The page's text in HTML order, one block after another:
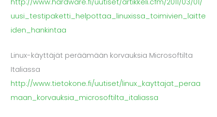
uusi_testipaketti_helpottaa_linuxissa_toimivien_laitte
iden_hankintaa
Linux-käyttäjät peräämään korvauksia Microsoftilta
Italiassa
http://www.tietokone.fi/uutiset/linux_kayttajat_peraa
maan_korvauksia_microsoftilta_italiassa